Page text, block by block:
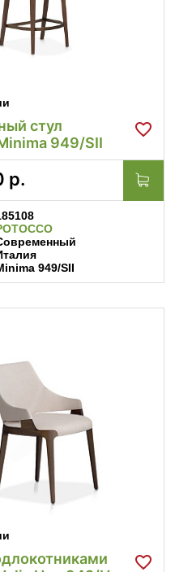
стул
949/SII
р.
949/SII